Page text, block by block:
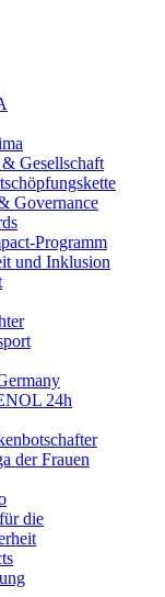
Gesellschaft
Governance
Programm
und Inklusion​
24h
der Frauen
die